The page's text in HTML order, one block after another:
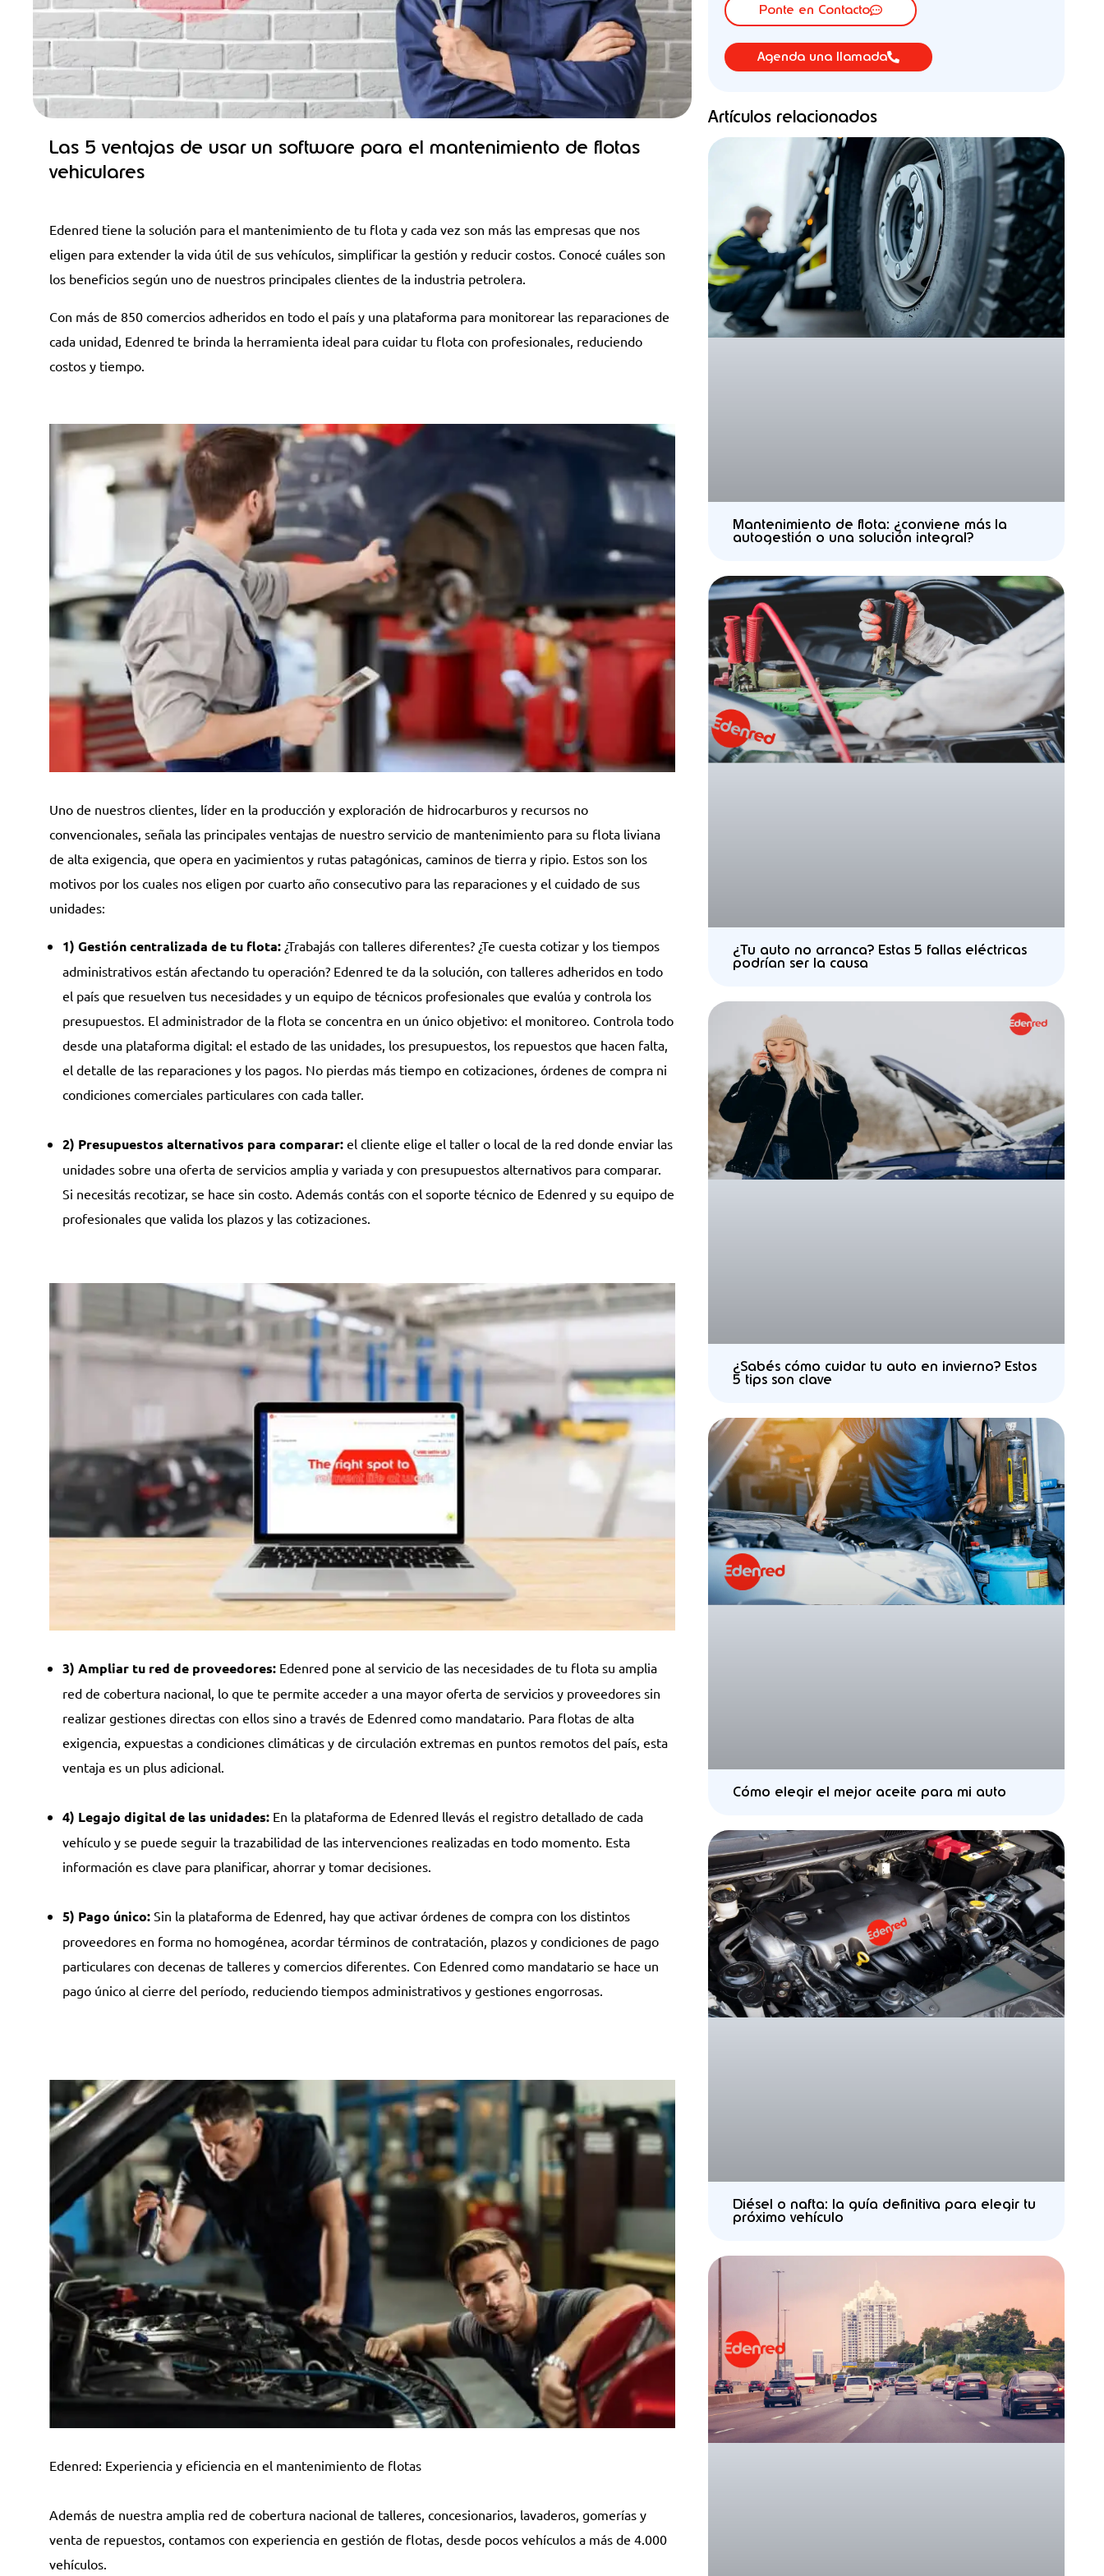
Las 5 ventajas de usar un software para el mantenimiento de flotas
vehiculares
Edenred tiene la solución para el mantenimiento de tu flota y cada vez son más las empresas que nos
eligen para extender la vida útil de sus vehículos, simplificar la gestión y reducir costos. Conocé cuáles son
los beneficios según uno de nuestros principales clientes de la industria petrolera.
Con más de 850 comercios adheridos en todo el país y una plataforma para monitorear las reparaciones de
cada unidad, Edenred te brinda la herramienta ideal para cuidar tu flota con profesionales, reduciendo
costos y tiempo.
Uno de nuestros clientes, líder en la producción y exploración de hidrocarburos y recursos no
convencionales, señala las principales ventajas de nuestro servicio de mantenimiento para su flota liviana
de alta exigencia, que opera en yacimientos y rutas patagónicas, caminos de tierra y ripio. Estos son los
motivos por los cuales nos eligen por cuarto año consecutivo para las reparaciones y el cuidado de sus
unidades:
1) Gestión centralizada de tu flota: ¿Trabajás con talleres diferentes? ¿Te cuesta cotizar y los tiempos
administrativos están afectando tu operación? Edenred te da la solución, con talleres adheridos en todo
el país que resuelven tus necesidades y un equipo de técnicos profesionales que evalúa y controla los
presupuestos. El administrador de la flota se concentra en un único objetivo: el monitoreo. Controla todo
desde una plataforma digital: el estado de las unidades, los presupuestos, los repuestos que hacen falta,
el detalle de las reparaciones y los pagos. No pierdas más tiempo en cotizaciones, órdenes de compra ni
condiciones comerciales particulares con cada taller.
2) Presupuestos alternativos para comparar: el cliente elige el taller o local de la red donde enviar las
unidades sobre una oferta de servicios amplia y variada y con presupuestos alternativos para comparar.
Si necesitás recotizar, se hace sin costo. Además contás con el soporte técnico de Edenred y su equipo de
profesionales que valida los plazos y las cotizaciones.
3) Ampliar tu red de proveedores: Edenred pone al servicio de las necesidades de tu flota su amplia
red de cobertura nacional, lo que te permite acceder a una mayor oferta de servicios y proveedores sin
realizar gestiones directas con ellos sino a través de Edenred como mandatario. Para flotas de alta
exigencia, expuestas a condiciones climáticas y de circulación extremas en puntos remotos del país, esta
ventaja es un plus adicional.
4) Legajo digital de las unidades: En la plataforma de Edenred llevás el registro detallado de cada
vehículo y se puede seguir la trazabilidad de las intervenciones realizadas en todo momento. Esta
información es clave para planificar, ahorrar y tomar decisiones.
5) Pago único: Sin la plataforma de Edenred, hay que activar órdenes de compra con los distintos
proveedores en forma no homogénea, acordar términos de contratación, plazos y condiciones de pago
particulares con decenas de talleres y comercios diferentes. Con Edenred como mandatario se hace un
pago único al cierre del período, reduciendo tiempos administrativos y gestiones engorrosas.
Edenred: Experiencia y eficiencia en el mantenimiento de flotas
Además de nuestra amplia red de cobertura nacional de talleres, concesionarios, lavaderos, gomerías y
venta de repuestos, contamos con experiencia en gestión de flotas, desde pocos vehículos a más de 4.000
vehículos.
Ponte en Contacto
Agenda una llamada
Artículos relacionados
Mantenimiento de flota: ¿conviene más la
autogestión o una solución integral?
¿Tu auto no arranca? Estas 5 fallas eléctricas
podrían ser la causa
¿Sabés cómo cuidar tu auto en invierno? Estos
5 tips son clave
Cómo elegir el mejor aceite para mi auto
Diésel o nafta: la guía definitiva para elegir tu
próximo vehículo